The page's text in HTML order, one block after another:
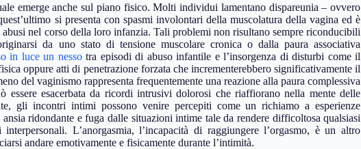
emerge anche sul piano fisico. Molti individui lamentano dispareunia – ovvero
si presenta con spasmi involontari della muscolatura della vagina ed è
nel corso della loro infanzia. Tali problemi non risultano sempre riconducibili
da uno stato di tensione muscolare cronica o dalla paura associativa
in luce un nessotra episodi di abuso infantile e l’insorgenza di disturbi come il
oppure atti di penetrazione forzata che incrementerebbero significativamente il
del vaginismo rappresenta frequentemente una reazione alla paura complessiva
essere esacerbata da ricordi intrusivi dolorosi che riaffiorano nella mente delle
gli incontri intimi possono venire percepiti come un richiamo a esperienze
ridondante e fuga dalle situazioni intime tale da rendere difficoltosa qualsiasi
L’anorgasmia, l’incapacità di raggiungere l’orgasmo, è un altro
andare emotivamente e fisicamente durante l’intimità.